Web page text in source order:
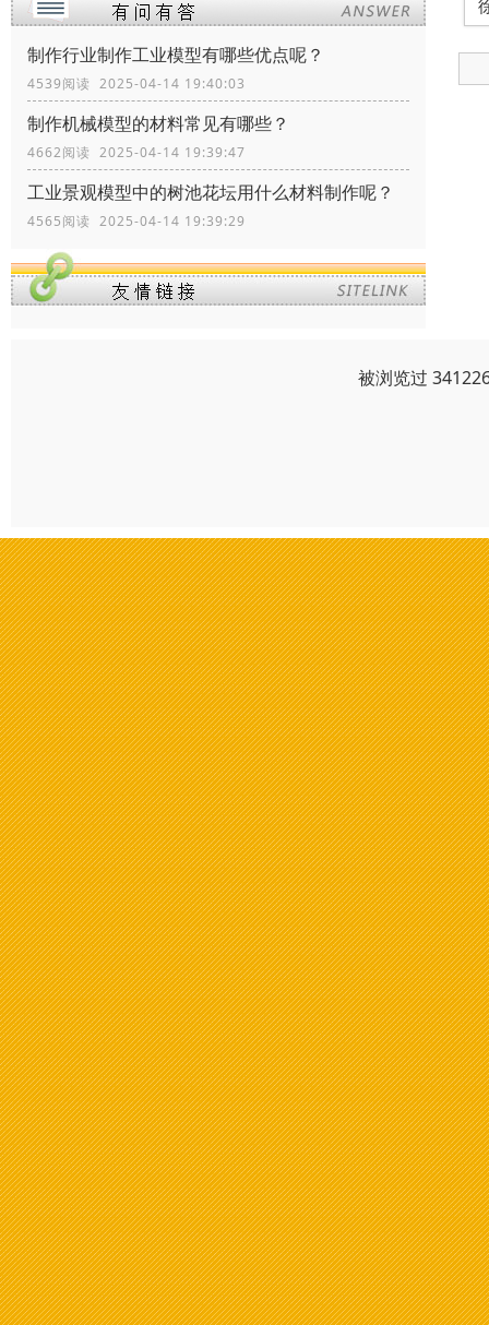
制作行业制作工业模型有哪些优点呢？
4539阅读 2025-04-14 19:40:03
制作机械模型的材料常见有哪些？
4662阅读 2025-04-14 19:39:47
工业景观模型中的树池花坛用什么材料制作呢？
4565阅读 2025-04-14 19:39:29
被浏览过